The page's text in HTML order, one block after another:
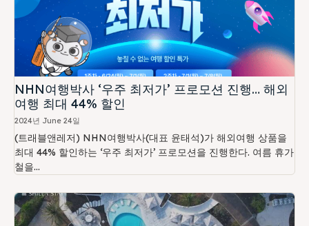
NHN여행박사 ‘우주 최저가’ 프로모션 진행… 해외
여행 최대 44% 할인
2024년 June 24일
(트래블앤레저) NHN여행박사(대표 윤태석)가 해외여행 상품을
최대 44% 할인하는 ‘우주 최저가’ 프로모션을 진행한다. 여름 휴가
철을...